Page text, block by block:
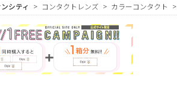
シティ コンタクトレンズ カラーコンタクト